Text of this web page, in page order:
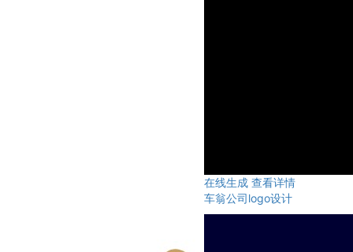
在线生成 查看详情
车翁公司logo设计